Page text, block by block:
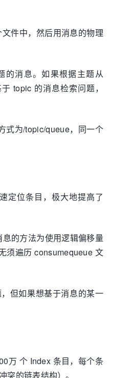
件中，然后用消息的物理
的消息。如果根据主题从
topic 的消息检索问题，
式为/topic/queue，同一个
定位条目，极大地提高了
的方法为使用逻辑偏移量
须遍历 consumequeue 文
但如果想基于消息的某一
万 个 Index 条目，每个条
的链表结构）。